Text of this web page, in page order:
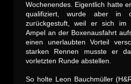
Wochenendes. Eigentlich hatte
qualifiziert, wurde aber in
zurückgestuft, weil er sich im
Ampel an der Boxenausfahrt
einen unerlaubten Vorteil
starken Rennen musste er
vorletzten Runde abstellen.
So holte Leon Bauchmüller